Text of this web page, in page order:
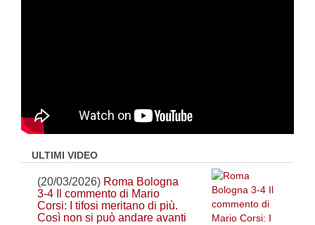
ULTIMI VIDEO
(20/03/2026) Roma Bologna
3-4 Il commento di Mario
Corsi: I tifosi meritano di più.
Così non si può andare avanti